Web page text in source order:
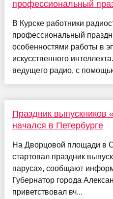
профессиональный
В Курске работники
профессиональный
особенностями работы в
искусственного
ведущего радио, с
Праздник выпускников
начался в Петербурге
На Дворцовой площади в
стартовал праздник
паруса», сообщают
Губернатор города
приветствовал вч...